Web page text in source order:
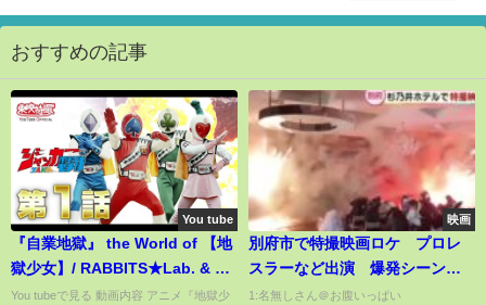
おすすめの記事
You tube
『自業地獄』 the World of 【地
獄少女】/ RABBITS★Lab. & 御
伽キノコ
You tubeで見る 動画内容 アニメ『地獄少
映画
別府市で特撮映画ロケ プロレ
スラーなど出演 爆発シーンに
エキストラも「すごい近くてび
1:名無しさん＠お腹いっぱい